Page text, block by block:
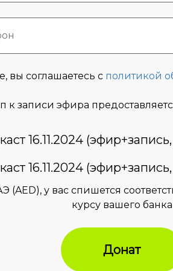
вы соглашаетесь с политикой
к записи эфира
16.11.2024
16.11.2024
(AED), у вас спишется
курсу вашего банка
Донат